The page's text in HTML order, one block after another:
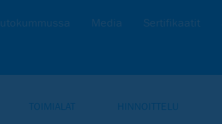
Media Sertifikaatit
TOIMIALAT HINNOITTELU